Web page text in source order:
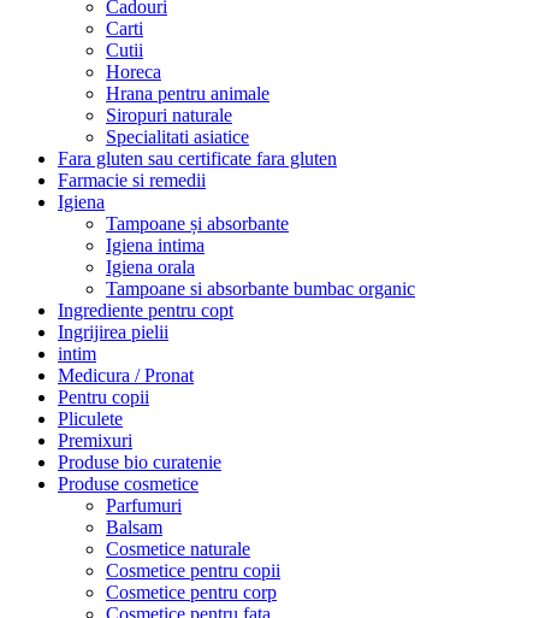
Cadouri
Carti
Cutii
Horeca
Hrana pentru animale
Siropuri naturale
Specialitati asiatice
Fara gluten sau certificate fara gluten
Farmacie si remedii
Igiena
Tampoane și absorbante
Igiena intima
Igiena orala
Tampoane si absorbante bumbac organic
Ingrediente pentru copt
Ingrijirea pielii
intim
Medicura / Pronat
Pentru copii
Pliculete
Premixuri
Produse bio curatenie
Produse cosmetice
Parfumuri
Balsam
Cosmetice naturale
Cosmetice pentru copii
Cosmetice pentru corp
Cosmetice pentru fata